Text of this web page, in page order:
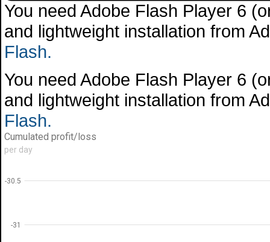
You need Adobe Flash Player 6
and lightweight installation from
Flash.
You need Adobe Flash Player 6
and lightweight installation from
Flash.
Cumulated profit/loss
per day
-31
-30.5